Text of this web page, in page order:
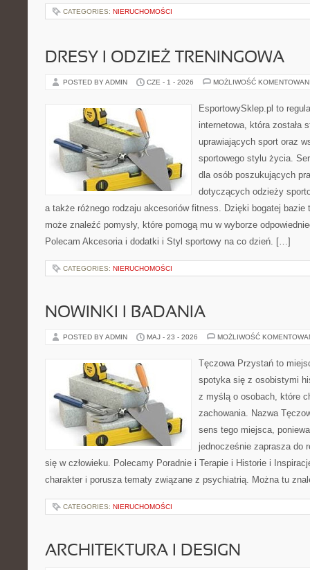
CATEGORIES: NIERUCHOMOŚCI
DRESY I ODZIEŻ TRENINGOWA
POSTED BY ADMIN CZE - 1 - 2026 MOŻLIWOŚĆ
EsportowySklep.pl to
internetowa, która została
uprawiających sport oraz
sportowego stylu życia.
dla osób poszukujących
dotyczących odzieży
a także różnego rodzaju akcesoriów fitness. Dzięki bogatej
może znaleźć pomysły, które pomogą mu w wyborze
Polecam Akcesoria i dodatki i Styl sportowy na co dzień. […]
CATEGORIES: NIERUCHOMOŚCI
NOWINKI I BADANIA
POSTED BY ADMIN MAJ - 23 - 2026 MOŻLIWOŚĆ
Tęczowa Przystań to
spotyka się z osobistymi
z myślą o osobach, które
zachowania. Nazwa
sens tego miejsca,
jednocześnie zaprasza do
się w człowieku. Polecamy Poradnie i Terapie i Historie i
charakter i porusza tematy związane z psychiatrią. Można tu
CATEGORIES: NIERUCHOMOŚCI
ARCHITEKTURA I DESIGN